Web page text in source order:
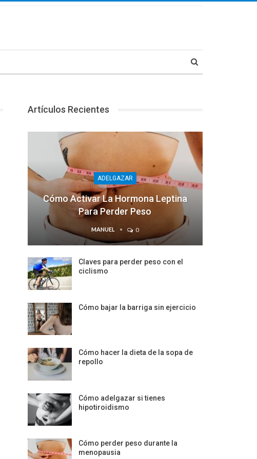
Artículos Recientes
ADELGAZAR
Cómo Activar La Hormona Leptina
Para Perder Peso
MANUEL 0
Claves para perder peso con el
ciclismo
Cómo bajar la barriga sin ejercicio
Cómo hacer la dieta de la sopa de
repollo
Cómo adelgazar si tienes
hipotiroidismo
Cómo perder peso durante la
menopausia